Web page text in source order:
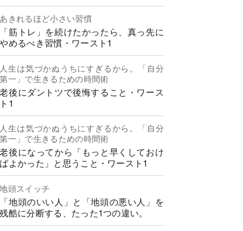
あきれるほど小さい習慣
「筋トレ」を続けたかったら、真っ先に
やめるべき習慣・ワースト1
人生は気づかぬうちにすぎるから。「自分
第一」で生きるための時間術
老後にダントツで後悔すること・ワース
ト1
人生は気づかぬうちにすぎるから。「自分
第一」で生きるための時間術
老後になってから「もっと早くしておけ
ばよかった」と思うこと・ワースト1
地頭スイッチ
「地頭のいい人」と「地頭の悪い人」を
残酷に分断する、たった1つの違い。